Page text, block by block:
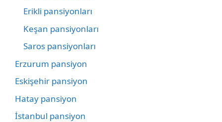
Erikli pansiyonları
Keşan pansiyonları
Saros pansiyonları
Erzurum pansiyon
Eskişehir pansiyon
Hatay pansiyon
İstanbul pansiyon